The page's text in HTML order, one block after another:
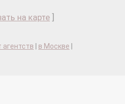
на карте
в Москве